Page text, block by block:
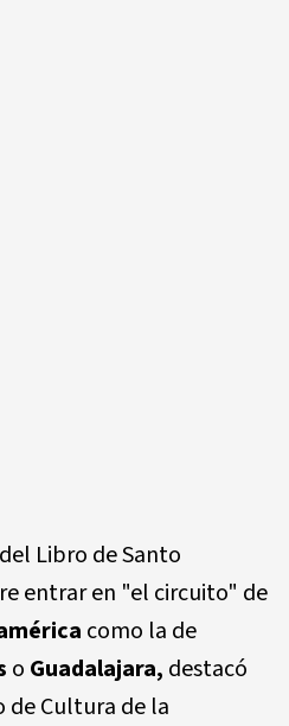
Libro de Santo
entrar en "el circuito" de
como la de
o Guadalajara, destacó
de Cultura de la